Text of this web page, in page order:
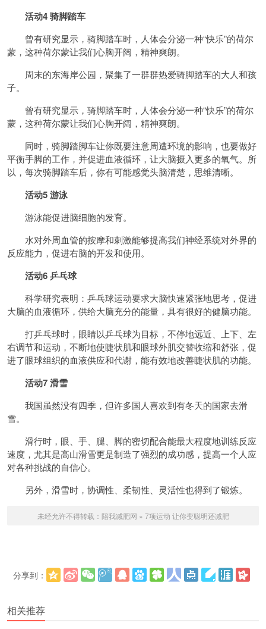
活动4 骑脚踏车
曾有研究显示，骑脚踏车时，人体会分泌一种“快乐”的荷尔
蒙，这种荷尔蒙让我们心胸开阔，精神爽朗。
周末的东海岸公园，聚集了一群群热爱骑脚踏车的大人和孩
子。
曾有研究显示，骑脚踏车时，人体会分泌一种“快乐”的荷尔
蒙，这种荷尔蒙让我们心胸开阔，精神爽朗。
同时，骑脚踏脚车让你既要注意周遭环境的影响，也要做好
平衡手脚的工作，并促进血液循环，让大脑摄入更多的氧气。所
以，每次骑脚踏车后，你有可能感觉头脑清楚，思维清晰。
活动5 游泳
游泳能促进脑细胞的发育。
水对外周血管的按摩和刺激能够提高我们神经系统对外界的
反应能力，促进右脑的开发和使用。
活动6 乒乓球
科学研究表明：乒乓球运动要求大脑快速紧张地思考，促进
大脑的血液循环，供给大脑充分的能量，具有很好的健脑功能。
打乒乓球时，眼睛以乒乓球为目标，不停地远近、上下、左
右调节和运动，不断地使睫状肌和眼球外肌交替收缩和舒张，促
进了眼球组织的血液供应和代谢，能有效地改善睫状肌的功能。
活动7 滑雪
我国虽然没有四季，但许多国人喜欢到有冬天的国家去滑
雪。
滑行时，眼、手、腿、脚的密切配合能最大程度地训练反应
速度，尤其是高山滑雪更是制造了强烈的成功感，提高一个人应
对各种挑战的自信心。
另外，滑雪时，协调性、柔韧性、灵活性也得到了锻炼。
未经允许不得转载： 陪我减肥网 » 7项运动 让你变聪明还减肥
分享到：
相关推荐